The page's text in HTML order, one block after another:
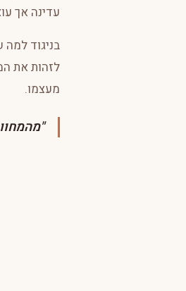
עדינה אך
בניגוד למה
לזהות את
מעצמו.